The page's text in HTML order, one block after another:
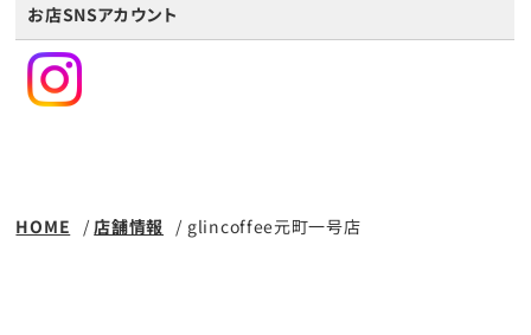
お店SNSアカウント
HOME 店舗情報 glincoffee元町一号店